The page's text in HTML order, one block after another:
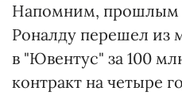
Напомним, прошлым
Роналду перешел из
в "Ювентус" за 100
контракт на четыре